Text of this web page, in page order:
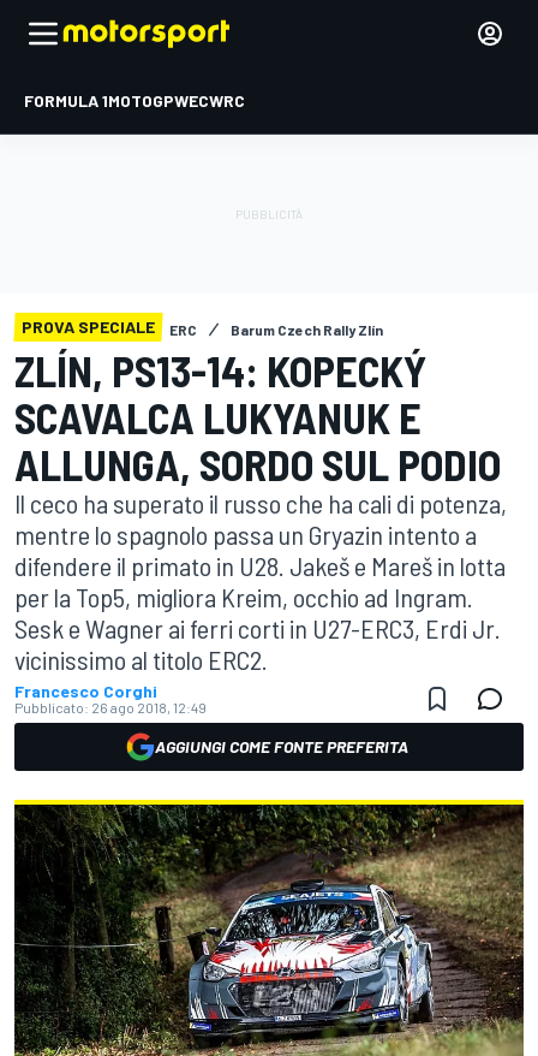
FORMULA 1MOTOGPWECWRC
PROVA SPECIALE ERC Barum Czech Rally Zlín
ZLÍN, PS13-14: KOPECKÝ
SCAVALCA LUKYANUK E
ALLUNGA, SORDO SUL PODIO
Il ceco ha superato il russo che ha cali di potenza,
mentre lo spagnolo passa un Gryazin intento a
difendere il primato in U28. Jakeš e Mareš in lotta
per la Top5, migliora Kreim, occhio ad Ingram.
Sesk e Wagner ai ferri corti in U27-ERC3, Erdi Jr.
vicinissimo al titolo ERC2.
Francesco Corghi
Pubblicato: 26 ago 2018, 12:49
AGGIUNGI COME FONTE PREFERITA